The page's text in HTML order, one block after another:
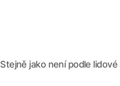
Stejně jako není podle